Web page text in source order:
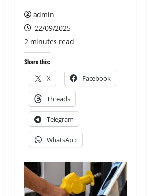
admin
22/09/2025
2 minutes read
Share this:
X Facebook
Threads
Telegram
WhatsApp